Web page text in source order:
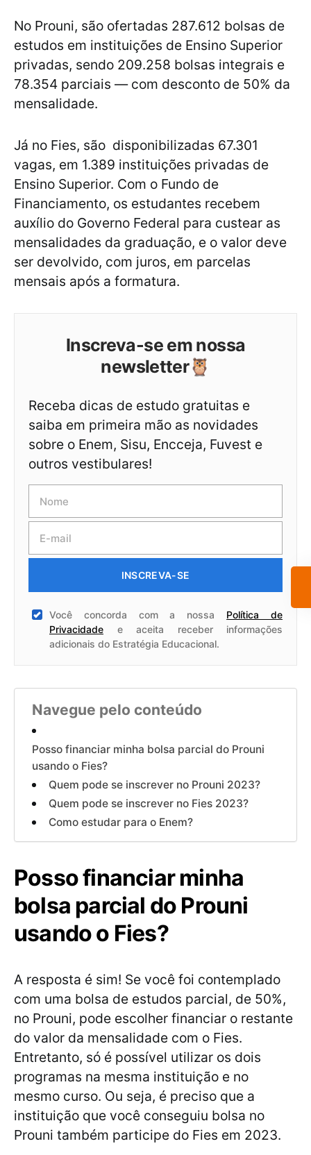
No Prouni, são ofertadas 287.612 bolsas de
estudos em instituições de Ensino Superior
privadas, sendo 209.258 bolsas integrais e
78.354 parciais — com desconto de 50% da
mensalidade.
Já no Fies, são disponibilizadas 67.301
vagas, em 1.389 instituições privadas de
Ensino Superior. Com o Fundo de
Financiamento, os estudantes recebem
auxílio do Governo Federal para custear as
mensalidades da graduação, e o valor deve
ser devolvido, com juros, em parcelas
mensais após a formatura.
Inscreva-se em nossa
newsletter🦉
Receba dicas de estudo gratuitas e
saiba em primeira mão as novidades
sobre o Enem, Sisu, Encceja, Fuvest e
outros vestibulares!
INSCREVA-SE
Você concorda com a nossa Política de
Privacidade e aceita receber informações
adicionais do Estratégia Educacional.
Navegue pelo conteúdo
Posso financiar minha bolsa parcial do Prouni
usando o Fies?
Quem pode se inscrever no Prouni 2023?
Quem pode se inscrever no Fies 2023?
Como estudar para o Enem?
Posso financiar minha
bolsa parcial do Prouni
usando o Fies?
A resposta é sim! Se você foi contemplado
com uma bolsa de estudos parcial, de 50%,
no Prouni, pode escolher financiar o restante
do valor da mensalidade com o Fies.
Entretanto, só é possível utilizar os dois
programas na mesma instituição e no
mesmo curso. Ou seja, é preciso que a
instituição que você conseguiu bolsa no
Prouni também participe do Fies em 2023.